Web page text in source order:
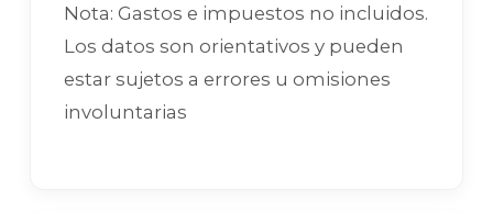
Nota: Gastos e impuestos no incluidos.
Los datos son orientativos y pueden
estar sujetos a errores u omisiones
involuntarias